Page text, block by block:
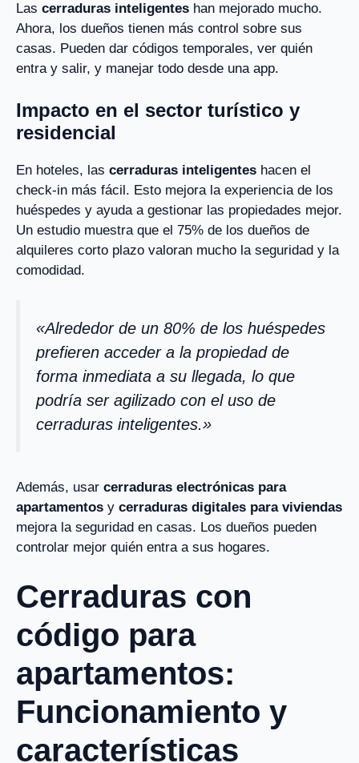
Las cerraduras inteligentes han mejorado mucho.
Ahora, los dueños tienen más control sobre sus
casas. Pueden dar códigos temporales, ver quién
entra y salir, y manejar todo desde una app.
Impacto en el sector turístico y
residencial
En hoteles, las cerraduras inteligentes hacen el
check-in más fácil. Esto mejora la experiencia de los
huéspedes y ayuda a gestionar las propiedades mejor.
Un estudio muestra que el 75% de los dueños de
alquileres corto plazo valoran mucho la seguridad y la
comodidad.
«Alrededor de un 80% de los huéspedes
prefieren acceder a la propiedad de
forma inmediata a su llegada, lo que
podría ser agilizado con el uso de
cerraduras inteligentes.»
Además, usar cerraduras electrónicas para
apartamentos y cerraduras digitales para viviendas
mejora la seguridad en casas. Los dueños pueden
controlar mejor quién entra a sus hogares.
Cerraduras con
código para
apartamentos:
Funcionamiento y
características